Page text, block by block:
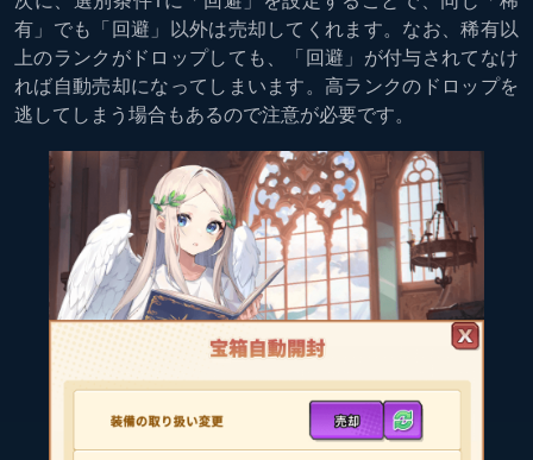
有」でも「回避」以外は売却してくれます。なお、稀有以
上のランクがドロップしても、「回避」が付与されてなけ
れば自動売却になってしまいます。高ランクのドロップを
逃してしまう場合もあるので注意が必要です。